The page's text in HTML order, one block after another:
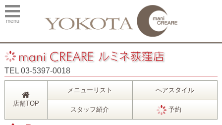
menu
TEL 03-5397-0018
店舗TOP
メニューリスト ヘアスタイル
スタッフ紹介 予約